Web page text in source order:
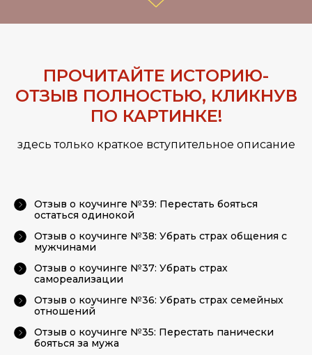
ПРОЧИТАЙТЕ ИСТОРИЮ-
ОТЗЫВ ПОЛНОСТЬЮ, КЛИКНУВ
ПО КАРТИНКЕ!
здесь только краткое вступительное описание
Отзыв о коучинге №39: Перестать бояться
остаться одинокой
Отзыв о коучинге №38: Убрать страх общения с
мужчинами
Отзыв о коучинге №37: Убрать страх
самореализации
Отзыв о коучинге №36: Убрать страх семейных
отношений
Отзыв о коучинге №35: Перестать панически
бояться за мужа